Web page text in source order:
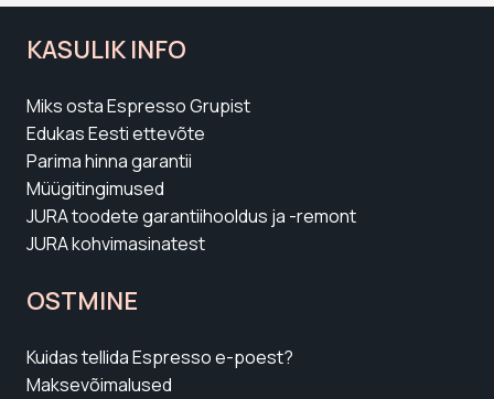
KASULIK INFO
Miks osta Espresso Grupist
Edukas Eesti ettevõte
Parima hinna garantii
Müügitingimused
JURA toodete garantiihooldus ja -remont
JURA kohvimasinatest
OSTMINE
Kuidas tellida Espresso e-poest?
Maksevõimalused